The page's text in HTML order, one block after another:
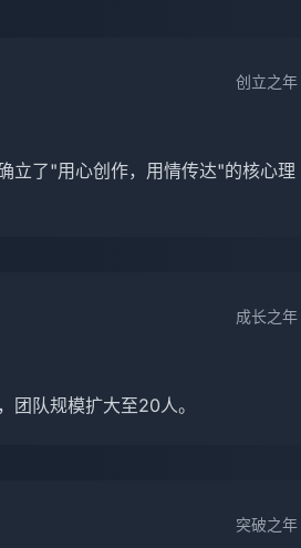
创立之年
立了"用心创作，用情传达"的核心理
成长之年
团队规模扩大至20人。
突破之年